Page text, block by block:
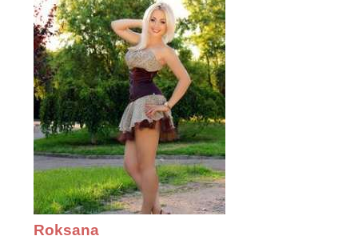
Roksana